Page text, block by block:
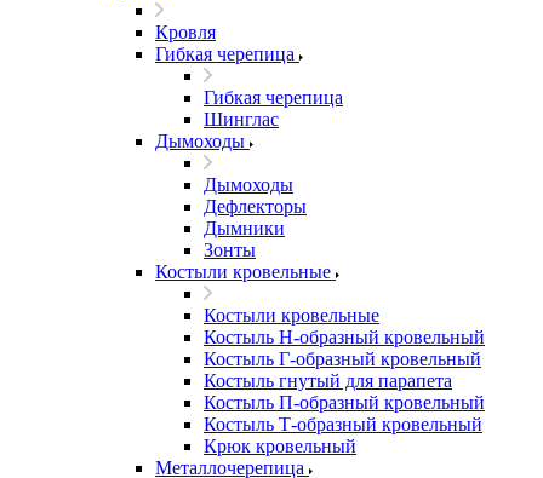
Кровля
Гибкая черепица
Гибкая черепица
Шинглас
Дымоходы
Дымоходы
Дефлекторы
Дымники
Зонты
Костыли кровельные
Костыли кровельные
Костыль H-образный кровельный
Костыль Г-образный кровельный
Костыль гнутый для парапета
Костыль П-образный кровельный
Костыль Т-образный кровельный
Крюк кровельный
Металлочерепица